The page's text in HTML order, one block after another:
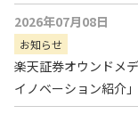
2026年07月08日
お知らせ
楽天証券オウンドメ
イノベーション紹介